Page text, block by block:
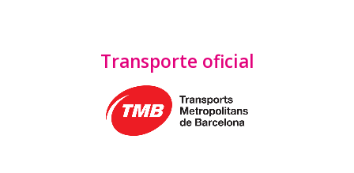
Transporte oficial